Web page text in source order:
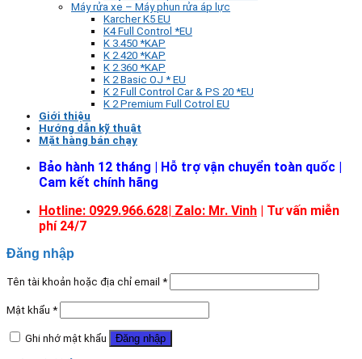
Máy rửa xe – Máy phun rửa áp lực
Karcher K5 EU
K4 Full Control *EU
K 3.450 *KAP
K 2.420 *KAP
K 2.360 *KAP
K 2 Basic OJ * EU
K 2 Full Control Car & PS 20 *EU
K 2 Premium Full Cotrol EU
Giới thiệu
Hướng dẫn kỹ thuật
Mặt hàng bán chạy
Bảo hành 12 tháng | Hỗ trợ vận chuyển toàn quốc |
Cam kết chính hãng
Hotline: 0929.966.628| Zalo: Mr. Vinh | Tư vấn miễn
phí 24/7
Đăng nhập
Tên tài khoản hoặc địa chỉ email *
Mật khẩu *
Ghi nhớ mật khẩu Đăng nhập